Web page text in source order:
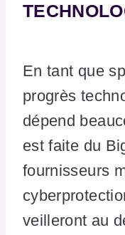
En tant que
progrès
dépend
est faite du
fournisseurs
veilleront au